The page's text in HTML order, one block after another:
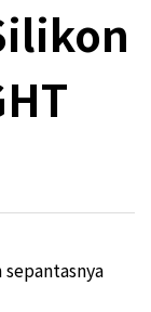
sepantasnya